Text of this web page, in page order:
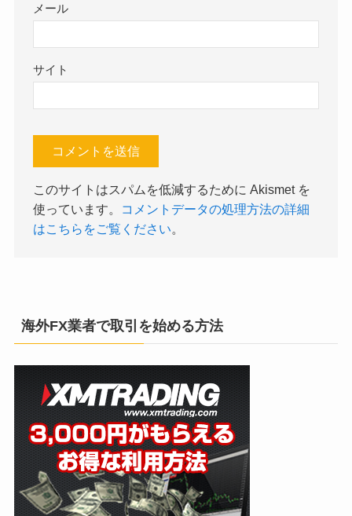
メール
サイト
このサイトはスパムを低減するために Akismet を
使っています。
コメントデータの処理方法の詳細
はこちらをご覧ください。
海外FX業者で取引を始める方法